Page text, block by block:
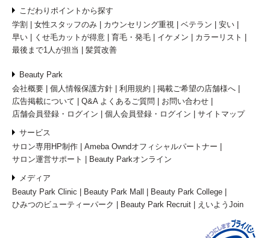
こだわりポイントから探す
学割
女性スタッフのみ カウンセリング重視 ベテラン
安い
早い
くせ毛カットが得意 育毛・発毛 イケメン
カラーリスト
最後まで1人が担当
髪質改善
Beauty Park
会社概要
個人情報保護方針 利用規約
掲載ご希望の店舗様へ
広告掲載について
Q&A よくあるご質問
お問い合わせ
店舗会員登録・ログイン
個人会員登録・ログイン サイトマップ
サービス
サロン専用HP制作
Ameba Owndオフィシャルパートナー
サロン運営サポート
Beauty Parkオンライン
メディア
Beauty Park Clinic
Beauty Park Mall
Beauty Park College
ひみつのビューティーパーク
Beauty Park Recruit えいようJoin